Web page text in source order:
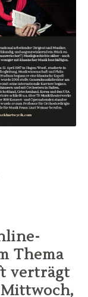
Thema
verträgt